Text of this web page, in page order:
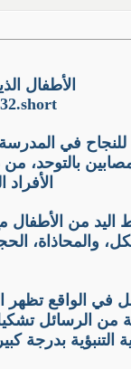
الأطفال
للنجاح في
في الواقع
من الرسائل